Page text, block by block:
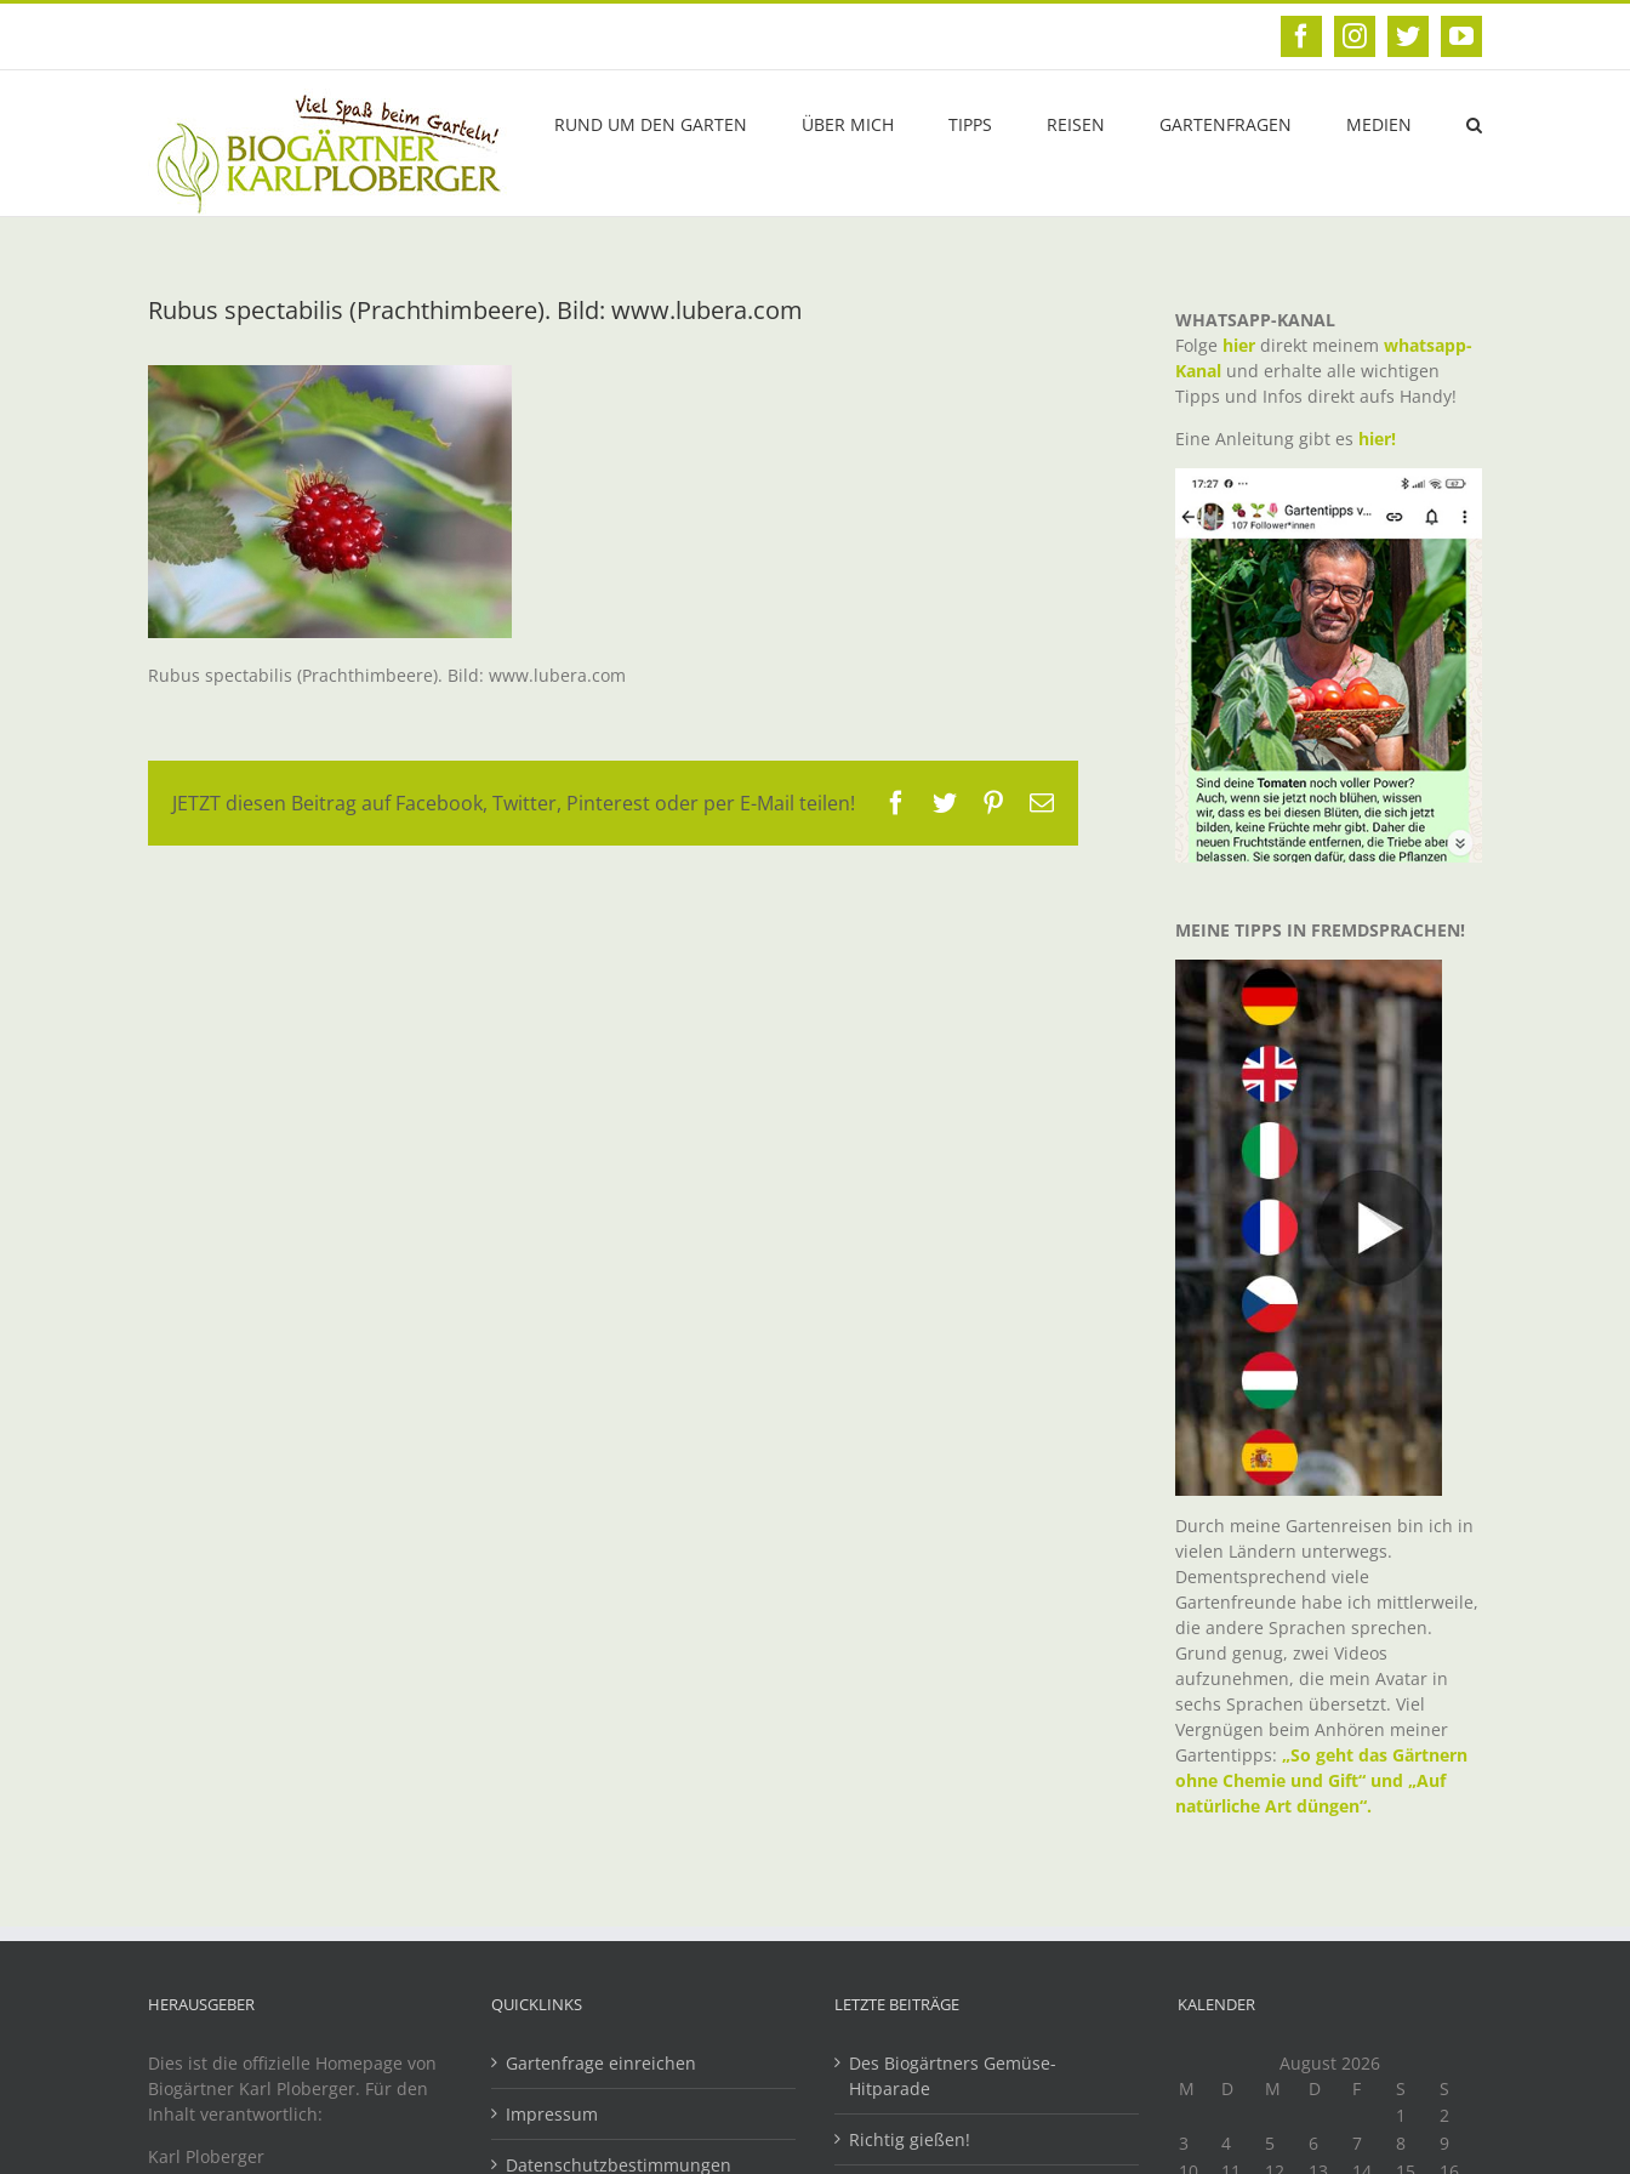
Zum
FacebookInstagram
TwitterYouTube
RUND UM DEN GARTEN ÜBER MICH TIPPS REISEN GARTENFRAGEN MEDIEN
Rubus spectabilis (Prachthimbeere). Bild: www.lubera.com
Rubus spectabilis (Prachthimbeere). Bild: www.lubera.com
JETZT diesen Beitrag auf Facebook, Twitter, Pinterest oder per E-Mail teilen! Facebook
TwitterPinterest
E-
WHATSAPP-KANAL
Folge hier direkt meinem whatsapp-
Kanal und erhalte alle wichtigen
Tipps und Infos direkt aufs Handy!
Eine Anleitung gibt es hier!
MEINE TIPPS IN FREMDSPRACHEN!
Durch meine Gartenreisen bin ich in
vielen Ländern unterwegs.
Dementsprechend viele
Gartenfreunde habe ich mittlerweile,
die andere Sprachen sprechen.
Grund genug, zwei Videos
aufzunehmen, die mein Avatar in
sechs Sprachen übersetzt. Viel
Vergnügen beim Anhören meiner
Gartentipps: „So geht das Gärtnern
ohne Chemie und Gift“ und „Auf
natürliche Art düngen“.
HERAUSGEBER
Dies ist die offizielle Homepage von
Biogärtner Karl Ploberger. Für den
Inhalt verantwortlich:
Karl Ploberger
QUICKLINKS
Gartenfrage einreichen
Impressum
Datenschutzbestimmungen
LETZTE BEITRÄGE
Des Biogärtners Gemüse-
Hitparade
Richtig gießen!
KALENDER
August 2026
M
D M D F S
S
1
2
3
4 5 6 7 8
9